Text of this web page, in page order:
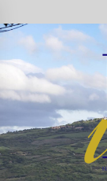
to
content